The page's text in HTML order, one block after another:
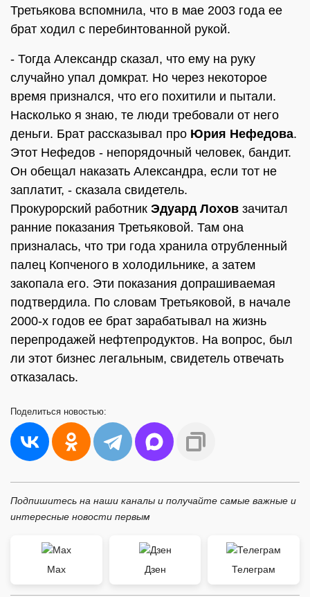
Третьякова вспомнила, что в мае 2003 года ее
брат ходил с перебинтованной рукой.
- Тогда Александр сказал, что ему на руку
случайно упал домкрат. Но через некоторое
время признался, что его похитили и пытали.
Насколько я знаю, те люди требовали от него
деньги. Брат рассказывал про Юрия Нефедова.
Этот Нефедов - непорядочный человек, бандит.
Он обещал наказать Александра, если тот не
заплатит, - сказала свидетель.
Прокурорский работник Эдуард Лохов зачитал
ранние показания Третьяковой. Там она
призналась, что три года хранила отрубленный
палец Копченого в холодильнике, а затем
закопала его. Эти показания допрашиваемая
подтвердила. По словам Третьяковой, в начале
2000-х годов ее брат зарабатывал на жизнь
перепродажей нефтепродуктов. На вопрос, был
ли этот бизнес легальным, свидетель отвечать
отказалась.
Поделиться новостью:
Подпишитесь на наши каналы и получайте самые важные и
интересные новости первым
Max Дзен Телеграм